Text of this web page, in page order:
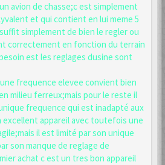
avion de chasse;c est simplement
et qui contient en lui meme 5
simplement de bien le regler ou
correctement en fonction du terrain
est les reglages dusine sont
frequence elevee convient bien
milieu ferreux;mais pour le reste il
frequence qui est inadapté aux
excellent appareil avec toutefois une
il est limité par son unique
son manque de reglage de
achat c est un tres bon appareil